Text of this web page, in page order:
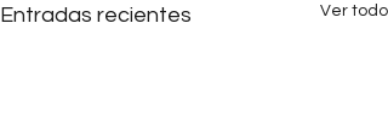
Entradas recientes Ver todo